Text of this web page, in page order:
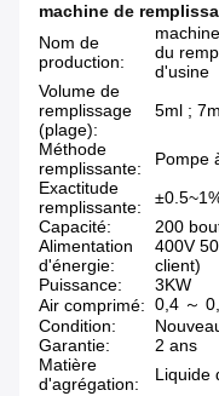
machine de
Nom de
production:
du
d'usine
Volume de
remplissage
(plage):
5ml ;
Méthode
remplissante:
Pompe
Exactitude
remplissante:
Capacité:
200
Alimentation
d'énergie:
400V
client)
Puissance:
3KW
Air comprimé: 0,4 ～
Condition:
Garantie:
2 ans
Matière
d'agrégation:
Liquide